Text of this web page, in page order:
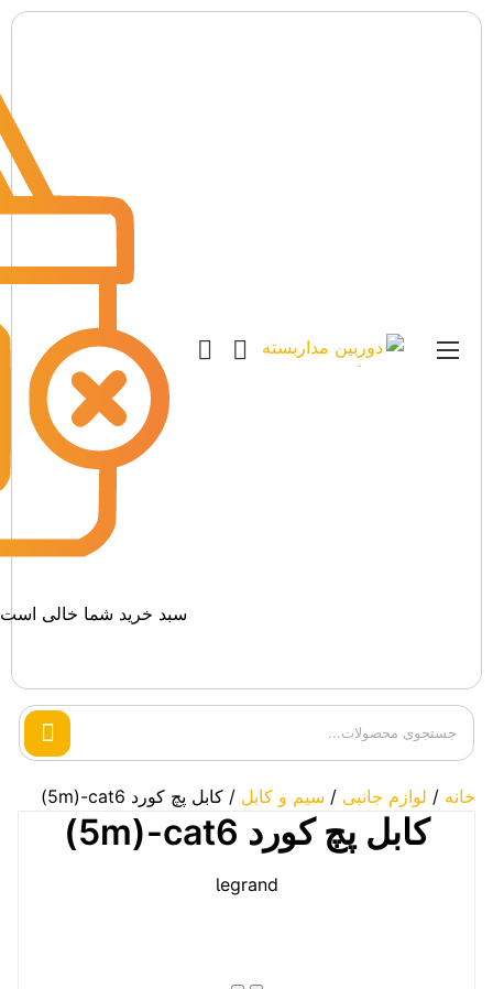
سبد خرید شما خالی
Search
خانه / لوازم جانبی / سیم و کابل / کابل پچ کورد 5m)-cat6)
کابل پچ کورد 5m)-cat6)
legrand